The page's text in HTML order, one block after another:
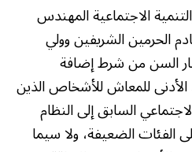
الاجتماعية المهندس
الحرمين الشريفين وولي
السن من شرط إضافة
للمعاش للأشخاص الذين
السابق إلى النظام
الفئات الضعيفة، ولا سيما